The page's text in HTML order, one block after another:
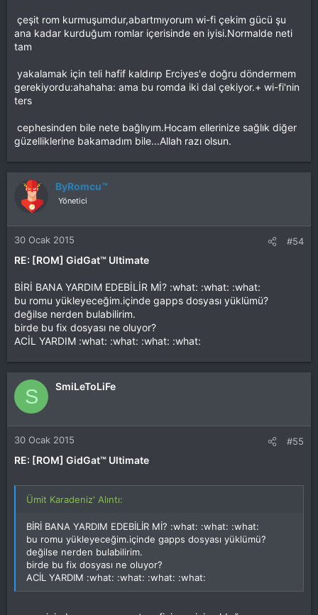
çeşit rom kurmuşumdur,abartmıyorum wi-fi çekim gücü şu
ana kadar kurduğum romlar içerisinde en iyisi.Normalde neti
tam
yakalamak için teli hafif kaldırıp Erciyes'e doğru döndermem
gerekiyordu:ahahaha: ama bu romda iki dal çekiyor.+ wi-fi'nin
ters
cephesinden bile nete bağlıyım.Hocam ellerinize sağlık diğer
güzelliklerine bakamadım bile...Allah razı olsun.
ByRomcu™
Yönetici
30 Ocak 2015 #54
RE: [ROM] GidGat™ Ultimate
BİRİ BANA YARDIM EDEBİLİR Mİ? :what: :what: :what:
bu romu yükleyeceğim.içinde gapps dosyası yüklümü?
değilse nerden bulabilirim.
birde bu fix dosyası ne oluyor?
ACİL YARDIM :what: :what: :what: :what:
S SmiLeToLiFe
30 Ocak 2015 #55
RE: [ROM] GidGat™ Ultimate
Ümit Karadeniz' Alıntı:
BİRİ BANA YARDIM EDEBİLİR Mİ? :what: :what: :what:
bu romu yükleyeceğim.içinde gapps dosyası yüklümü?
değilse nerden bulabilirim.
birde bu fix dosyası ne oluyor?
ACİL YARDIM :what: :what: :what: :what: